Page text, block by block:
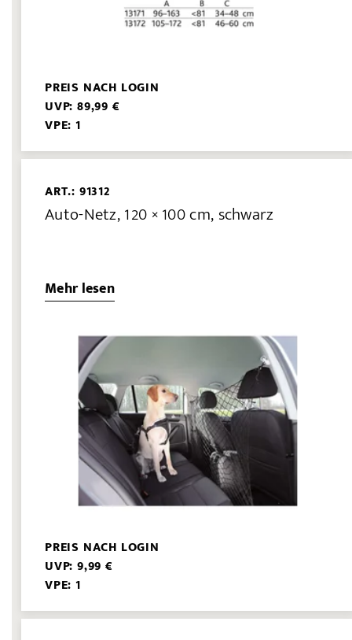
PREIS NACH LOGIN
UVP: 89,99 €
VPE: 1
ART.: 91312
Auto-Netz, 120 × 100 cm, schwarz
Mehr lesen
PREIS NACH LOGIN
UVP: 9,99 €
VPE: 1